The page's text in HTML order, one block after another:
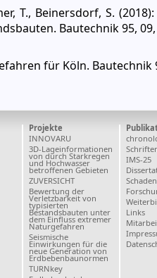
T., Beinersdorf, S.
Bautechnik 95, 09,
für Köln. Bautechnik
Projekte
INNOVARU
3D-Lageinformationen
von durch Starkregen
und Hochwasser
betroffenen Gebieten
ZUVERSICHT
Bewertung der
Verletzbarkeit von
typisierten
Bestandsbauten unter
dem Einfluss extremer
Naturgefahren
Seismische
Einwirkungen für die
neue Generation von
Erdbebenbaunormen
TURNkey
IMS-25
Links